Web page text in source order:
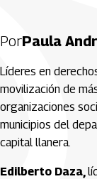
PorPaula
Líderes en
movilización de
organizaciones
municipios del
capital llanera.
Edilberto Daza,